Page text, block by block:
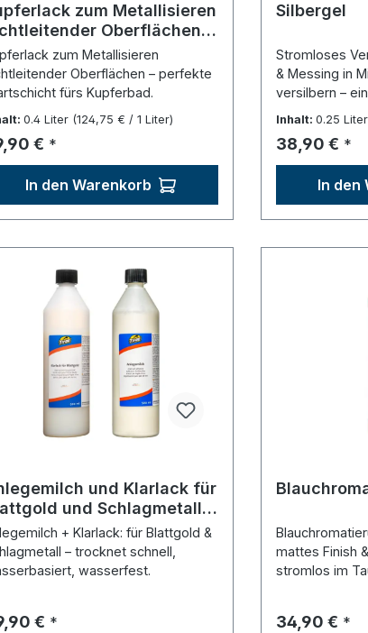
Bewertung von 5 von 5 Sternen
zum Metallisieren
Oberflächen -
(400 ml)
zum Metallisieren
Oberflächen – perfekte
fürs Kupferbad.
0.4 Liter (124,75 € / 1 Liter)
Preis:
€ *
In den Warenkorb
Silbergel
Stromloses
& Messing in
versilbern –
Inhalt: 0.25 Liter
Regulärer
38,90 € *
In den
und Klarlack für
und Schlagmetall
x 500 ml)+ Klarlack: für Blattgold &
– trocknet schnell,
wasserfest.
Preis:
€ *
mattes Finish
stromlos im
Regulärer
34,90 € *